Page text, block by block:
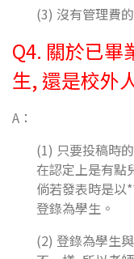
(3) 沒有管理費
Q4. 關於已畢
生, 還是校外
A：
(1) 只要投稿時
在認定上是有點
倘若發表時是以
登錄為學生。
(2) 登錄為學生